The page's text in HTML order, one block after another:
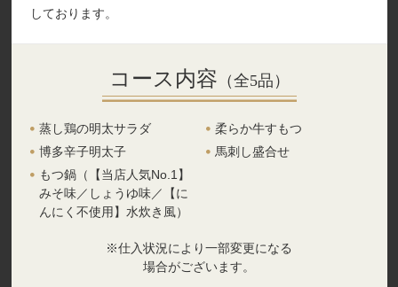
しております。
コース内容 （全5品）
蒸し鶏の明太サラダ
柔らか牛すもつ
博多辛子明太子
馬刺し盛合せ
もつ鍋（【当店人気No.1】
みそ味／しょうゆ味／【に
んにく不使用】水炊き風）
※仕入状況により一部変更になる
場合がございます。